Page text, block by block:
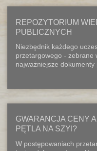
REPOZYTORIUM
PUBLICZNYCH
Niezbędnik każdego
przetargowego - zebrane
najważniejsze dokumenty
GWARANCJA CENY
PĘTLA NA SZYI?
W postępowaniach